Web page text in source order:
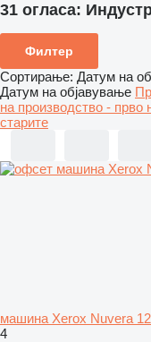
31 огласа:
Филтер
Сортирање: Датум на
Датум на објавување
на производство - прво
старите
машина Xerox Nuvera
4